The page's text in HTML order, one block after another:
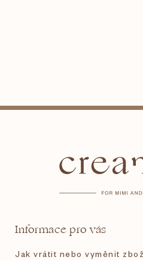
Informace pro vás
Jak vrátit nebo vyměnit